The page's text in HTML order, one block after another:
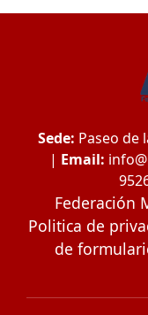
Sede: Paseo de
| Email:
Federación
Politica de
de